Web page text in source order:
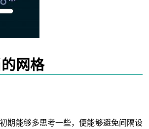
网格
期能够多思考一些，便能够避免间隔设